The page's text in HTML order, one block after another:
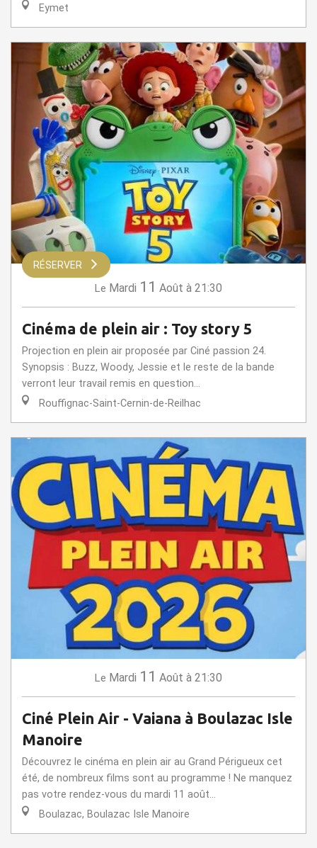
Eymet
RÉSERVER
Le Mardi 11 Août à 21:30
Cinéma de plein air : Toy story 5
Projection en plein air proposée par Ciné passion 24.
Synopsis : Buzz, Woody, Jessie et le reste de la bande
verront leur travail remis en question...
Rouffignac-Saint-Cernin-de-Reilhac
Le Mardi 11 Août à 21:30
Ciné Plein Air - Vaiana à Boulazac Isle
Manoire
Découvrez le cinéma en plein air au Grand Périgueux cet
été, de nombreux films sont au programme ! Ne manquez
pas votre rendez-vous du mardi 11 août...
Boulazac, Boulazac Isle Manoire